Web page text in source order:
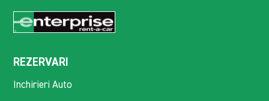
REZERVARI
Inchirieri Auto